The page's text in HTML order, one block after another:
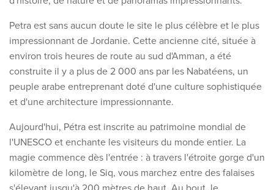
Petra est sans aucun doute le site le plus célèbre et le plus
impressionnant de Jordanie. Cette ancienne cité, située à
environ trois heures de route au sud d'Amman, a été
construite il y a plus de 2 000 ans par les Nabatéens, un
peuple arabe entreprenant doté d'une culture sophistiquée
et d'une architecture impressionnante.
Aujourd'hui, Pétra est inscrite au patrimoine mondial de
l'UNESCO et enchante les visiteurs du monde entier. La
magie commence dès l'entrée : à travers l'étroite gorge d'un
kilomètre de long, le Siq, vous marchez entre des falaises